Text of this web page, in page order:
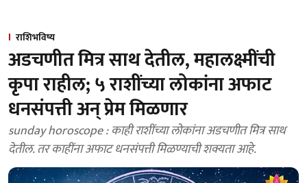
राशिभविष्य
अडचणीत मित्र साथ देतील, महालक्ष्मींची
कृपा राहील; ५ राशींच्या लोकांना अफाट
धनसंपत्ती अन् प्रेम मिळणार
sunday horoscope : काही राशींच्या लोकांना अडचणीत मित्र साथ
देतील. तर काहींना अफाट धनसंपत्ती मिळण्याची शक्यता आहे.